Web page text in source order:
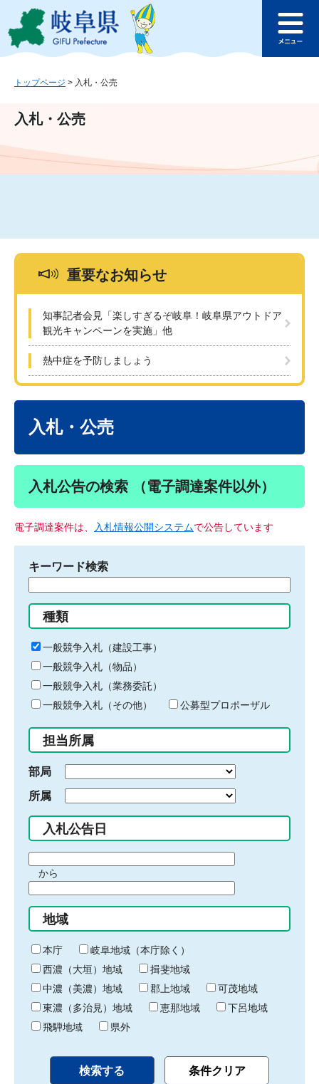
ジ
ュ
文
このページの本文へ
ュ
トップページ > 入札・公売
入札・公売
重要なお知らせ
知事記者会見「楽しすぎるぞ岐阜！岐阜県アウトドア
観光キャンペーンを実施」他
熱中症を予防しましょう
入札・公売
入札公告の検索 （電子調達案件以外）
電子調達案件は、 入札情報公開システムで公告しています
キーワード検索
る
キ
ー
ワ
ー
ド
入
力
種類
一般競争入札（建設工事）
一般競争入札（物品）
一般競争入札（業務委託）
一般競争入札（その他）
公募型プロポーザル
担当所属
部局
所属
入札公告日
間
始
り
から
間
終
わ
り
地域
本庁
岐阜地域（本庁除く）
西濃（大垣）地域
揖斐地域
中濃（美濃）地域
郡上地域
可茂地域
東濃（多治見）地域
恵那地域
下呂地域
飛騨地域
県外